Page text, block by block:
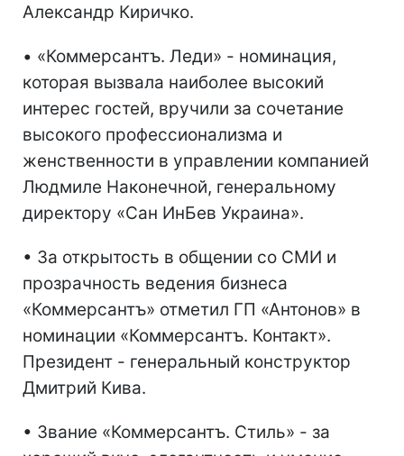
Александр Киричко.
• «Коммерсантъ. Леди» - номинация,
которая вызвала наиболее высокий
интерес гостей, вручили за сочетание
высокого профессионализма и
женственности в управлении компанией
Людмиле Наконечной, генеральному
директору «Сан ИнБев Украина».
• За открытость в общении со СМИ и
прозрачность ведения бизнеса
«Коммерсантъ» отметил ГП «Антонов» в
номинации «Коммерсантъ. Контакт».
Президент - генеральный конструктор
Дмитрий Кива.
• Звание «Коммерсантъ. Стиль» - за